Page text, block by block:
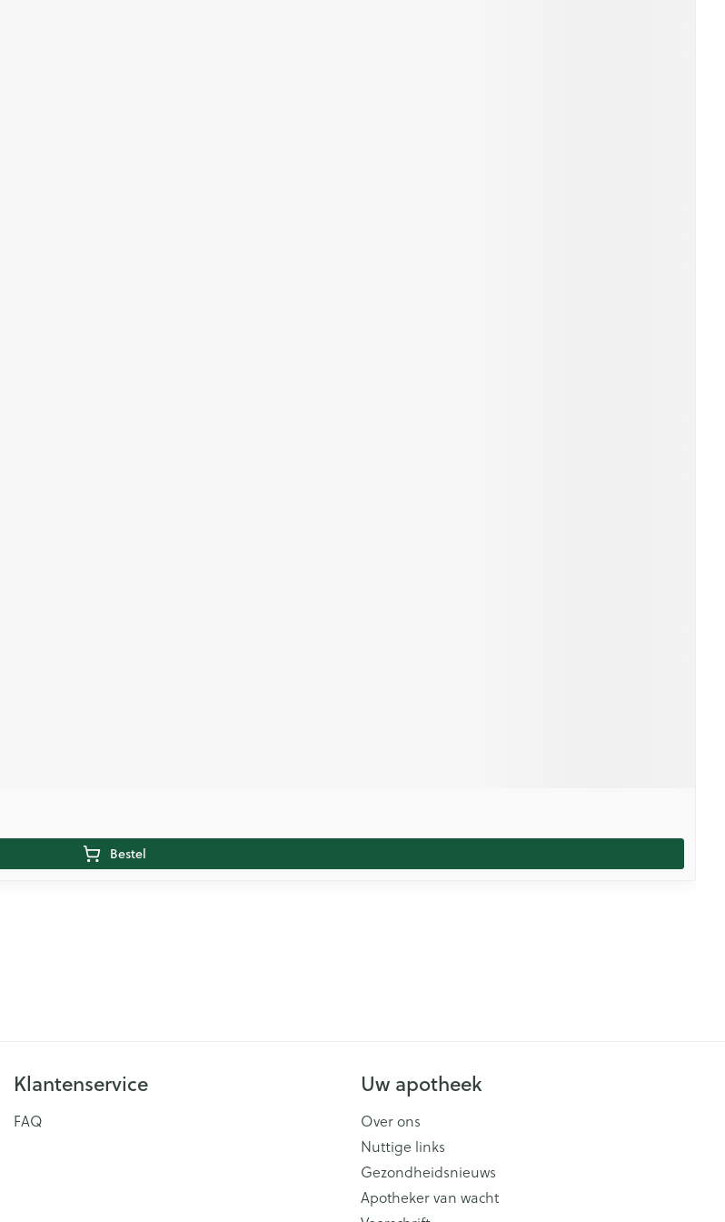
Bestel
Klantenservice
FAQ
Uw apotheek
Over ons
Nuttige links
Gezondheidsnieuws
Apotheker van wacht